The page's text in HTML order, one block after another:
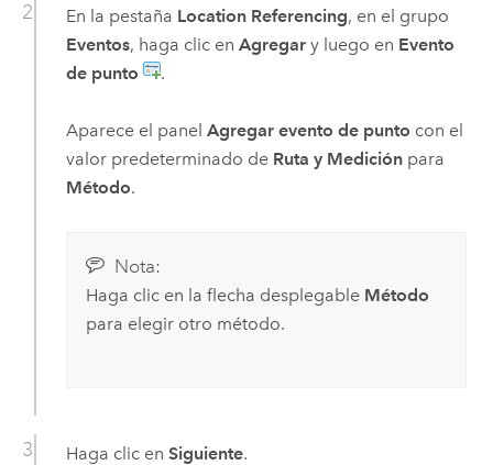
En la pestaña Location Referencing, en el grupo
Eventos, haga clic en Agregary luego en Evento
de punto
.
Aparece el panel Agregar evento de punto con el
valor predeterminado de Ruta y Mediciónpara
Método.
Nota:
Haga clic en la flecha desplegable Método
para elegir otro método.
Haga clic en Siguiente.